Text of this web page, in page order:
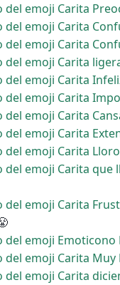
del emoji Carita
del emoji Carita
del emoji Carita
del emoji Carita
del emoji Carita
del emoji Carita
del emoji Carita
del emoji Carita
del emoji Carita
del emoji Carita que
del emoji Carita
del emoji Emoticono
del emoji Carita Muy
del emoji Carita